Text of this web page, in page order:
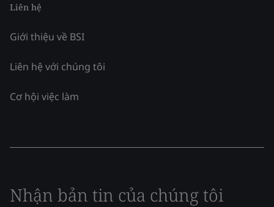
Liên hệ
Giới thiệu về BSI
Liên hệ với chúng tôi
Cơ hội việc làm
Nhận bản tin của chúng tôi